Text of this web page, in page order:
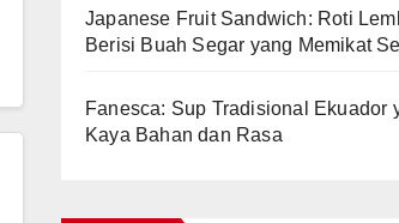
Japanese Fruit Sandwich: Roti
Berisi Buah Segar yang Memikat
Fanesca: Sup Tradisional Ekuador
Kaya Bahan dan Rasa